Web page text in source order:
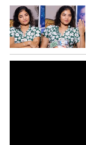
ಕಾಣುವ
ಅವರು ಟೂ
ಜಾಲತಾಣದಲ್ಲಿ